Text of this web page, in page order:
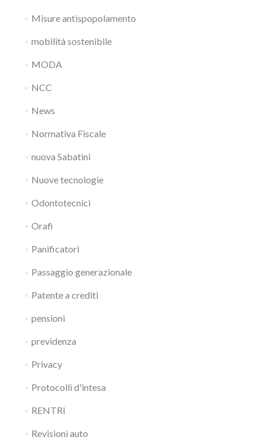
Misure antispopolamento
mobilità sostenibile
MODA
NCC
News
Normativa Fiscale
nuova Sabatini
Nuove tecnologie
Odontotecnici
Orafi
Panificatori
Passaggio generazionale
Patente a crediti
pensioni
previdenza
Privacy
Protocolli d'intesa
RENTRI
Revisioni auto